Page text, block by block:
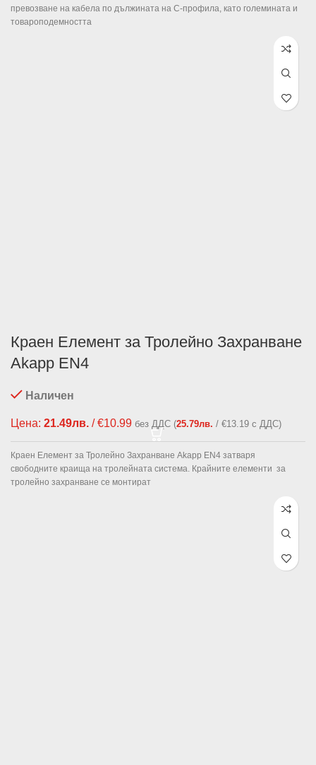
through
превозване на кабела по дължината на C-профила, като големината и
товароподемността
Краен Елемент за Тролейно Захранване
Akapp EN4
Наличен
Цена: 21.49лв. / €10.99 без ДДС (25.79лв. / €13.19 с ДДС)
Краен Елемент за Тролейно Захранване Akapp EN4 затваря
свободните краища на тролейната система. Крайните елементи за
тролейно захранване се монтират